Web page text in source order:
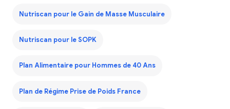
Nutriscan pour le Gain de Masse Musculaire
Nutriscan pour le SOPK
Plan Alimentaire pour Hommes de 40 Ans
Plan de Régime Prise de Poids France